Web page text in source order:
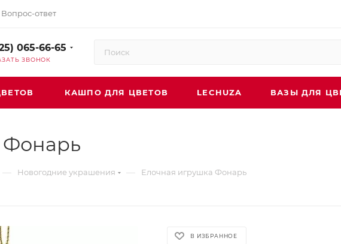
Вопрос-ответ
065-66-65
ЗВОНОК
КАШПО ДЛЯ ЦВЕТОВ LECHUZA ВАЗЫ ДЛЯ
Фонарь
— Новогодние украшения — Елочная игрушка Фонарь
В ИЗБРАННОЕ